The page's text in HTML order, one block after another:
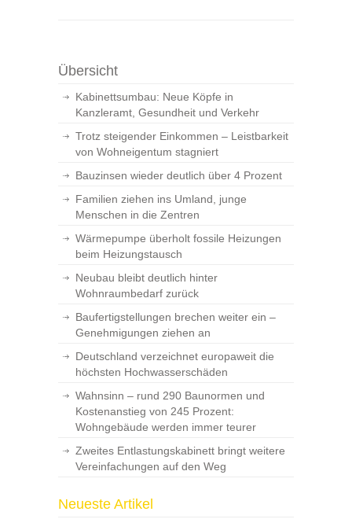
Übersicht
Kabinettsumbau: Neue Köpfe in
Kanzleramt, Gesundheit und Verkehr
Trotz steigender Einkommen – Leistbarkeit
von Wohneigentum stagniert
Bauzinsen wieder deutlich über 4 Prozent
Familien ziehen ins Umland, junge
Menschen in die Zentren
Wärmepumpe überholt fossile Heizungen
beim Heizungstausch
Neubau bleibt deutlich hinter
Wohnraumbedarf zurück
Baufertigstellungen brechen weiter ein –
Genehmigungen ziehen an
Deutschland verzeichnet europaweit die
höchsten Hochwasserschäden
Wahnsinn – rund 290 Baunormen und
Kostenanstieg von 245 Prozent:
Wohngebäude werden immer teurer
Zweites Entlastungskabinett bringt weitere
Vereinfachungen auf den Weg
Neueste Artikel